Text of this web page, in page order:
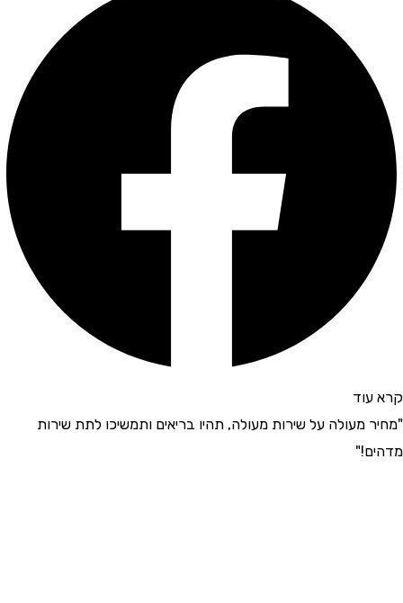
קרא עוד
"מחיר מעולה על שירות מעולה, תהיו בריאים ותמשיכו לתת שירות
מדהים!"